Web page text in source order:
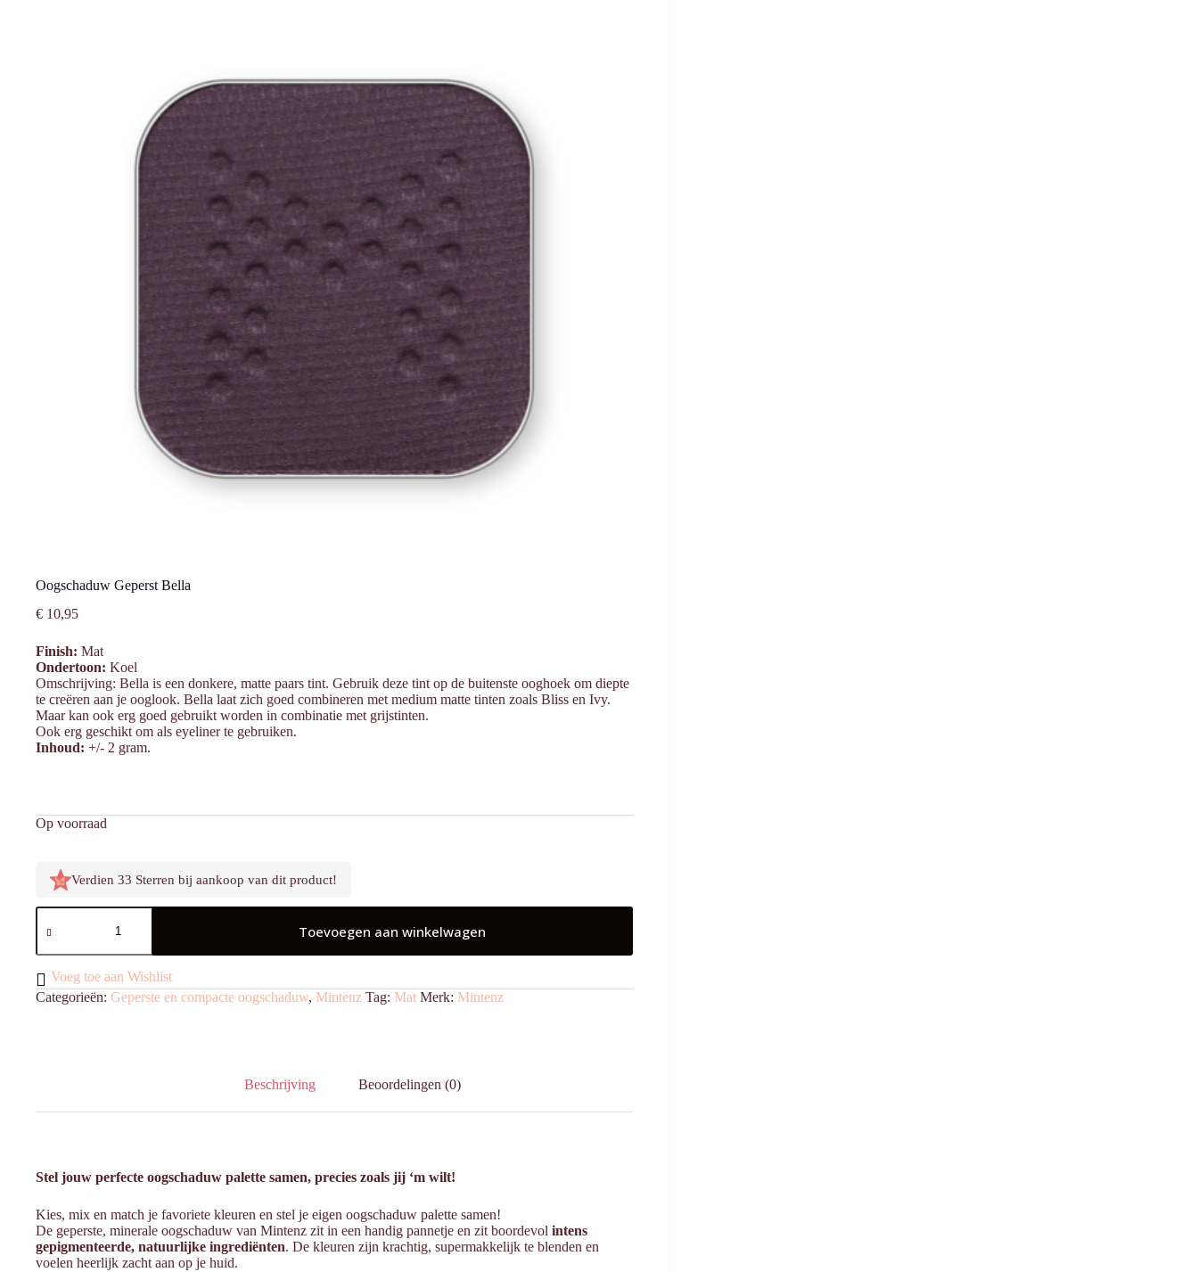
Oogschaduw Geperst Bella
€ 10,95
Finish: Mat
Ondertoon: Koel
Omschrijving: Bella is een donkere, matte paars tint. Gebruik deze tint op de buitenste ooghoek om diepte
te creëren aan je ooglook. Bella laat zich goed combineren met medium matte tinten zoals Bliss en Ivy.
Maar kan ook erg goed gebruikt worden in combinatie met grijstinten.
Ook erg geschikt om als eyeliner te gebruiken.
Inhoud: +/- 2 gram.
Op voorraad
Verdien 33 Sterren bij aankoop van dit product!
Oogschaduw
Geperst
aantal
Toevoegen aan winkelwagen
Voeg toe aan Wishlist
Categorieën: Geperste en compacte oogschaduw, Mintenz Tag: Mat Merk: Mintenz
Beschrijving Beoordelingen (0)
Stel jouw perfecte oogschaduw palette samen, precies zoals jij ‘m wilt!
Kies, mix en match je favoriete kleuren en stel je eigen oogschaduw palette samen!
De geperste, minerale oogschaduw van Mintenz zit in een handig pannetje en zit boordevol intens
gepigmenteerde, natuurlijke ingrediënten. De kleuren zijn krachtig, supermakkelijk te blenden en
voelen heerlijk zacht aan op je huid.